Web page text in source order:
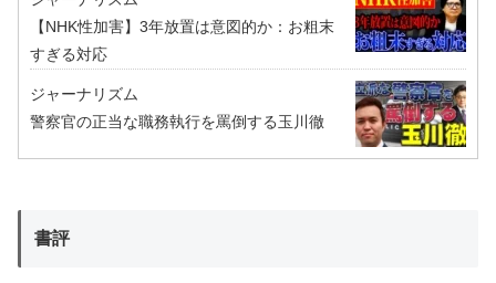
【NHK性加害】3年放置は意図的か：お粗末
すぎる対応
ジャーナリズム
警察官の正当な職務執行を罵倒する玉川徹
書評